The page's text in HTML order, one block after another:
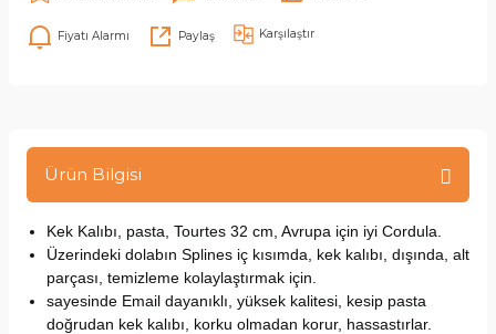
Fiyatı Alarmı Paylaş Karşılaştır
Ürün Bilgisi
Kek Kalıbı, pasta, Tourtes 32 cm, Avrupa için iyi Cordula.
Üzerindeki dolabın Splines iç kısımda, kek kalıbı, dışında, alt
parçası, temizleme kolaylaştırmak için.
sayesinde Email dayanıklı, yüksek kalitesi, kesip pasta
doğrudan kek kalıbı, korku olmadan korur, hassastırlar.